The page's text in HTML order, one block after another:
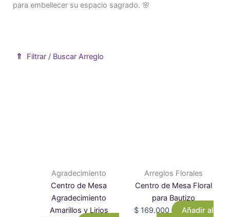
para embellecer su espacio sagrado. 🌸
⇑ Filtrar / Buscar Arreglo
Agradecimiento
Centro de Mesa
Agradecimiento
Amarillos y Lirios
Arreglos Florales
Centro de Mesa Floral
para Bautizo
$169.000
Añadir al